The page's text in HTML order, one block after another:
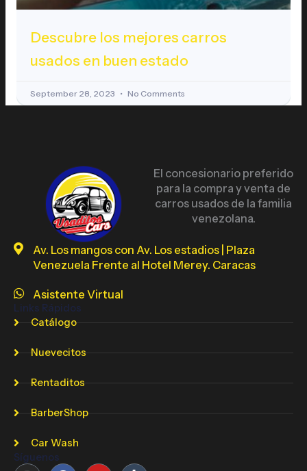
Descubre los mejores carros
usados en buen estado
September 28, 2023 No Comments
El concesionario preferido
para la compra y venta de
carros usados de la familia
venezolana.
Av. Los mangos con Av. Los estadios | Plaza
Venezuela Frente al Hotel Merey. Caracas
Asistente Virtual
Links Rápidos
Catálogo
Nuevecitos
Rentaditos
BarberShop
Car Wash
Síguenos